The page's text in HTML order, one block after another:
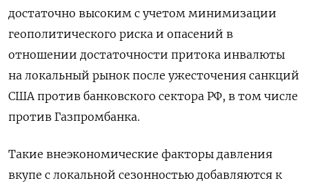
достаточно высоким с учетом минимизации
геополитического риска и опасений в
отношении достаточности притока инвалюты
на локальный рынок после ужесточения санкций
США против банковского сектора РФ, в том числе
против Газпромбанка.
Такие внеэкономические факторы давления
вкупе с локальной сезонностью добавляются к